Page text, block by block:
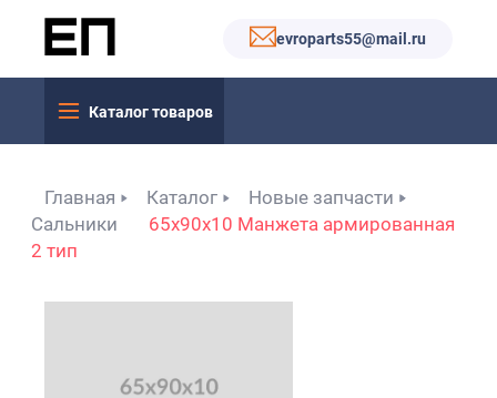
evroparts55@mail.ru
Каталог товаров
Главная Каталог
Новые запчасти
Сальники
65x90x10 Манжета армированная
2 тип